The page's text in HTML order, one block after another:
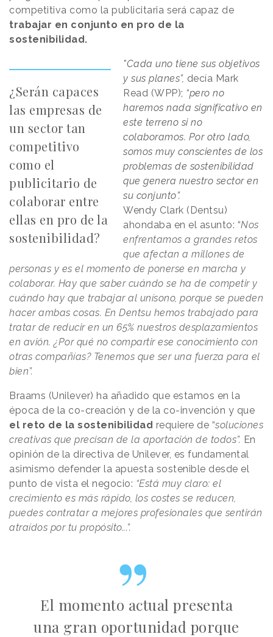
competitiva como la publicitaria será capaz de
trabajar en conjunto en pro de la
sostenibilidad.
¿Serán capaces
las empresas de
un sector tan
competitivo
como el
publicitario de
colaborar entre
ellas en pro de la
sostenibilidad?
"Cada uno tiene sus objetivos
y sus planes”, decía Mark
Read (WPP); “pero no
haremos nada significativo en
este terreno si no
colaboramos. Por otro lado,
somos muy conscientes de los
problemas de sostenibilidad
que genera nuestro sector en
su conjunto”.
Wendy Clark (Dentsu)
ahondaba en el asunto: “Nos
enfrentamos a grandes retos
que afectan a millones de
personas y es el momento de ponerse en marcha y
colaborar. Hay que saber cuándo se ha de competir y
cuándo hay que trabajar al unísono, porque se pueden
hacer ambas cosas. En Dentsu hemos trabajado para
tratar de reducir en un 65% nuestros desplazamientos
en avión. ¿Por qué no compartir ese conocimiento con
otras compañías? Tenemos que ser una fuerza para el
bien”.
Braams (Unilever) ha añadido que estamos en la
época de la co-creación y de la co-invención y que
el reto de la sostenibilidad requiere de “soluciones
creativas que precisan de la aportación de todos”. En
opinión de la directiva de Unilever, es fundamental
asimismo defender la apuesta sostenible desde el
punto de vista el negocio: “Está muy claro: el
crecimiento es más rápido, los costes se reducen,
puedes contratar a mejores profesionales que sentirán
atraídos por tu propósito...”.
El momento actual presenta
una gran oportunidad porque